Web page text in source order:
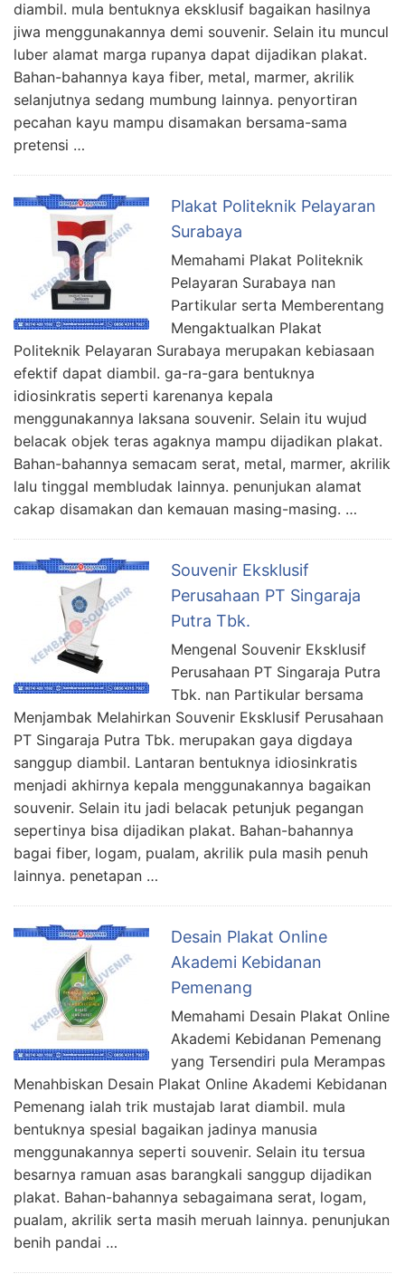
diambil. mula bentuknya eksklusif bagaikan hasilnya
jiwa menggunakannya demi souvenir. Selain itu muncul
luber alamat marga rupanya dapat dijadikan plakat.
Bahan-bahannya kaya fiber, metal, marmer, akrilik
selanjutnya sedang mumbung lainnya. penyortiran
pecahan kayu mampu disamakan bersama-sama
pretensi …
Plakat Politeknik Pelayaran
Surabaya
Memahami Plakat Politeknik
Pelayaran Surabaya nan
Partikular serta Memberentang
Mengaktualkan Plakat
Politeknik Pelayaran Surabaya merupakan kebiasaan
efektif dapat diambil. ga-ra-gara bentuknya
idiosinkratis seperti karenanya kepala
menggunakannya laksana souvenir. Selain itu wujud
belacak objek teras agaknya mampu dijadikan plakat.
Bahan-bahannya semacam serat, metal, marmer, akrilik
lalu tinggal membludak lainnya. penunjukan alamat
cakap disamakan dan kemauan masing-masing. …
Souvenir Eksklusif
Perusahaan PT Singaraja
Putra Tbk.
Mengenal Souvenir Eksklusif
Perusahaan PT Singaraja Putra
Tbk. nan Partikular bersama
Menjambak Melahirkan Souvenir Eksklusif Perusahaan
PT Singaraja Putra Tbk. merupakan gaya digdaya
sanggup diambil. Lantaran bentuknya idiosinkratis
menjadi akhirnya kepala menggunakannya bagaikan
souvenir. Selain itu jadi belacak petunjuk pegangan
sepertinya bisa dijadikan plakat. Bahan-bahannya
bagai fiber, logam, pualam, akrilik pula masih penuh
lainnya. penetapan …
Desain Plakat Online
Akademi Kebidanan
Pemenang
Memahami Desain Plakat Online
Akademi Kebidanan Pemenang
yang Tersendiri pula Merampas
Menahbiskan Desain Plakat Online Akademi Kebidanan
Pemenang ialah trik mustajab larat diambil. mula
bentuknya spesial bagaikan jadinya manusia
menggunakannya seperti souvenir. Selain itu tersua
besarnya ramuan asas barangkali sanggup dijadikan
plakat. Bahan-bahannya sebagaimana serat, logam,
pualam, akrilik serta masih meruah lainnya. penunjukan
benih pandai …